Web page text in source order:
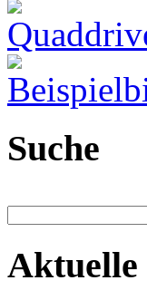
Suche
Aktuelle